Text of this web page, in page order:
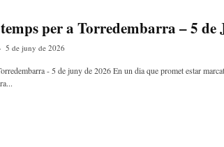
per a Torredembarra – 5 de
5 de juny de 2026
- 5 de juny de 2026 En un dia que promet estar